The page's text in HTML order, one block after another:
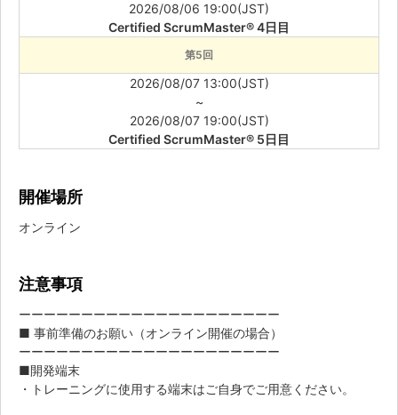
2026/08/06 19:00(JST)
Certified ScrumMaster® 4日目
第5回
2026/08/07 13:00(JST)
~
2026/08/07 19:00(JST)
Certified ScrumMaster® 5日目
開催場所
オンライン
注意事項
ーーーーーーーーーーーーーーーーーーーーー
■ 事前準備のお願い（オンライン開催の場合）
ーーーーーーーーーーーーーーーーーーーーー
■開発端末
・トレーニングに使用する端末はご自身でご用意ください。